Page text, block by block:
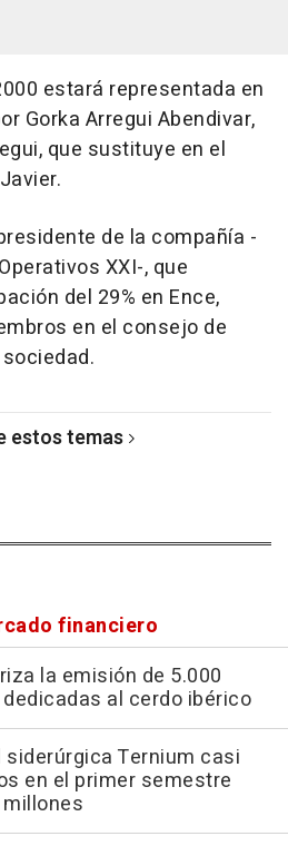
estará representada en
Gorka Arregui Abendivar,
que sustituye en el
de la compañía -
XXI-, que
del 29% en Ence,
en el consejo de
estos temas
financiero
la emisión de 5.000
al cerdo ibérico
Ternium casi
en el primer semestre